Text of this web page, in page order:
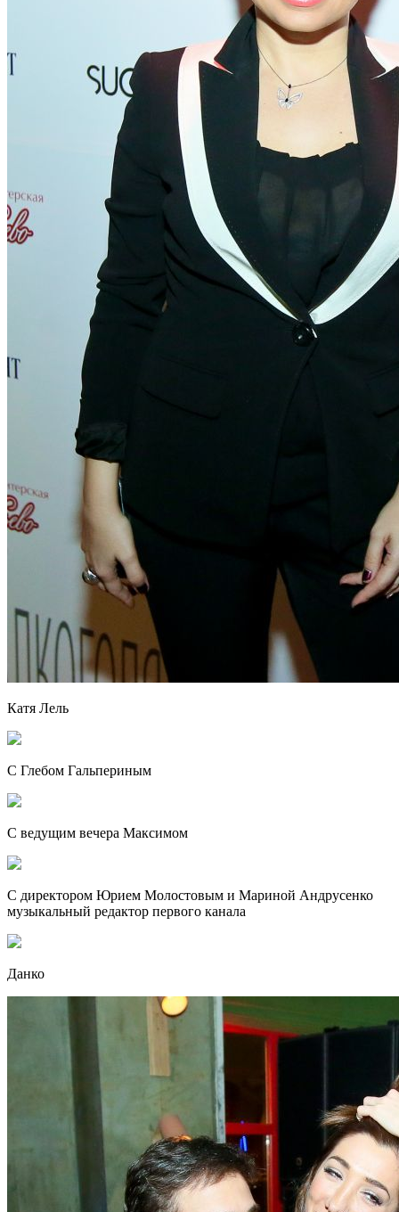
Катя Лель
С Глебом Гальпериным
С ведущим вечера Максимом
С директором Юрием Молостовым и Мариной Андрусенко
музыкальный редактор первого канала
Данко